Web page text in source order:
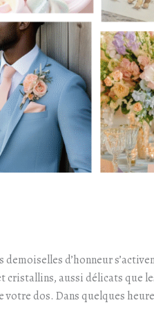
d’honneur
aussi délicats que
votre dos. Dans quelques